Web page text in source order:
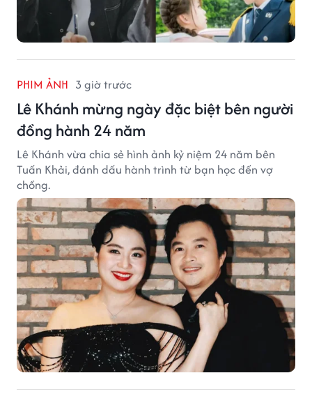
PHIM ẢNH 3 giờ trước
Lê Khánh mừng ngày đặc biệt bên người
đồng hành 24 năm
Lê Khánh vừa chia sẻ hình ảnh kỷ niệm 24 năm bên
Tuấn Khải, đánh dấu hành trình từ bạn học đến vợ
chồng.